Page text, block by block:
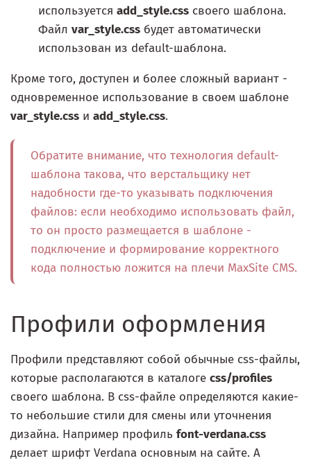
используется add_style.css своего шаблона.
Файл var_style.css будет автоматически
использован из default-шаблона.
Кроме того, доступен и более сложный вариант -
одновременное использование в своем шаблоне
var_style.css и add_style.css.
Обратите внимание, что технология default-
шаблона такова, что верстальщику нет
надобности где-то указывать подключения
файлов: если необходимо использовать файл,
то он просто размещается в шаблоне -
подключение и формирование корректного
кода полностью ложится на плечи MaxSite CMS.
Профили оформления
Профили представляют собой обычные css-файлы,
которые располагаются в каталоге css/profiles
своего шаблона. В css-файле определяются какие-
то небольшие стили для смены или уточнения
дизайна. Например профиль font-verdana.css
делает шрифт Verdana основным на сайте. А